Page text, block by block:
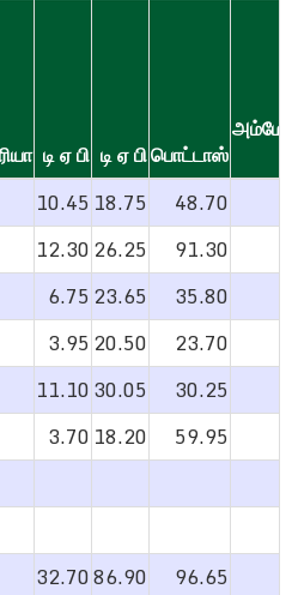
டி ஏ பி டி ஏ பிபொட்டாஸ்
டி ஏ பி டி ஏ பி பொட்டாஸ்
10.45 18.75 48.70
12.3026.25 91.30
6.75 23.65 35.80
3.95 20.50 23.70
11.1030.05 30.25
3.70 18.20 59.95
32.7086.90 96.65